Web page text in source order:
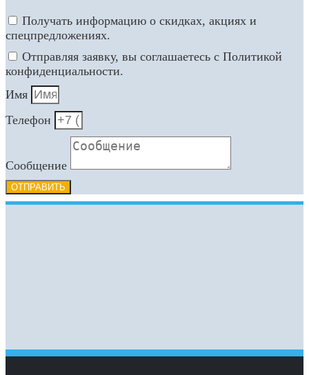
Получать информацию о скидках, акциях и
спецпредложениях.
Отправляя заявку, вы соглашаетесь с Политикой
конфиденциальности.
Имя
Телефон
Сообщение
ОТПРАВИТЬ